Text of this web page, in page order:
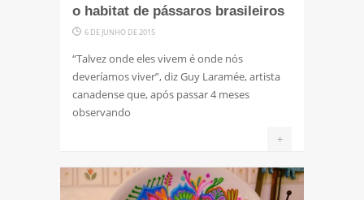
o habitat de pássaros brasileiros
6 DE JUNHO DE 2015
“Talvez onde eles vivem é onde nós
deveríamos viver”, diz Guy Laramée, artista
canadense que, após passar 4 meses
observando
+